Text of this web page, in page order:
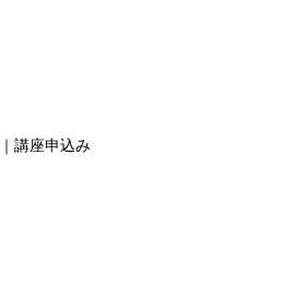
講座申込み